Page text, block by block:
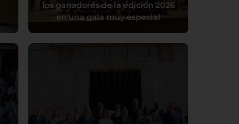
los ganadores de la edición 2026
en una gala muy especial